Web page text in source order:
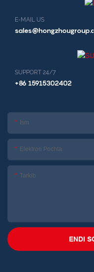
E-MAIL US
SUPPORT 24/7
+86 15915302402
Ism
Elektron Pochta
Tarkib
ENDI